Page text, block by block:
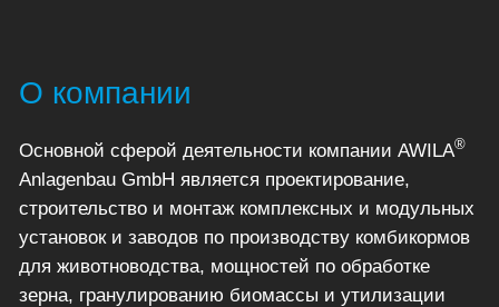
О компании
Основной сферой деятельности компании AWILA®
Anlagenbau GmbH является проектирование,
строительство и монтаж комплексных и модульных
установок и заводов по производству комбикормов
для животноводства, мощностей по обработке
зерна, гранулированию биомассы и утилизации